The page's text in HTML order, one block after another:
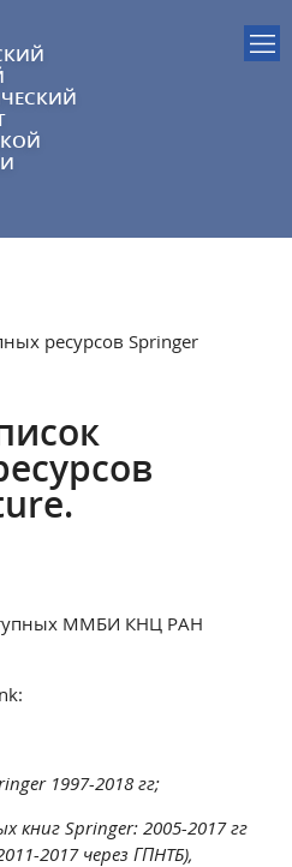
ресурсов Springer
ММБИ КНЦ РАН
1997-2018 гг;
книг Springer: 2005-2017гг
2017через ГПНТБ),